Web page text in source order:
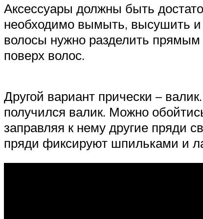
Аксессуары должны быть
необходимо вымыть, высушить и
волосы нужно разделить прямым
поверх волос.
Другой вариант прически –
получился валик. Можно
заправляя к нему другие пряди
пряди фиксируют шпильками и